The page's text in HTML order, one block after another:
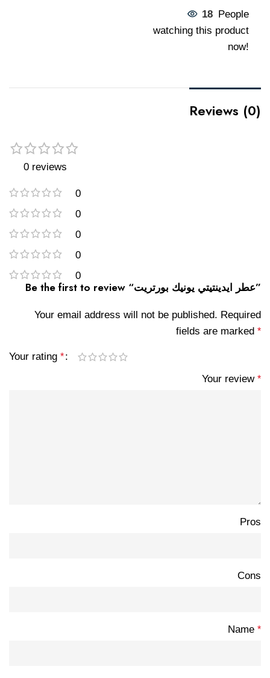
18 People
watching this product
now!
Reviews (0)
0 reviews
0
0
0
0
0
Be the first to review “عطر ايدينتيتي يونيك بورتريت”
Your email address will not be published. Required
fields are marked *
Your rating *
Your review *
Pros
Cons
Name *